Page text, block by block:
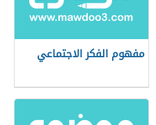
مفهوم الفكر الاجتماعي